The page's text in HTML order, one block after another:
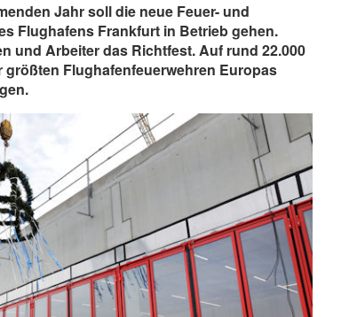
Jahr soll die neue Feuer- und
Flughafens Frankfurt in Betrieb gehen.
und Arbeiter das Richtfest. Auf rund 22.000
Flughafenfeuerwehren Europas